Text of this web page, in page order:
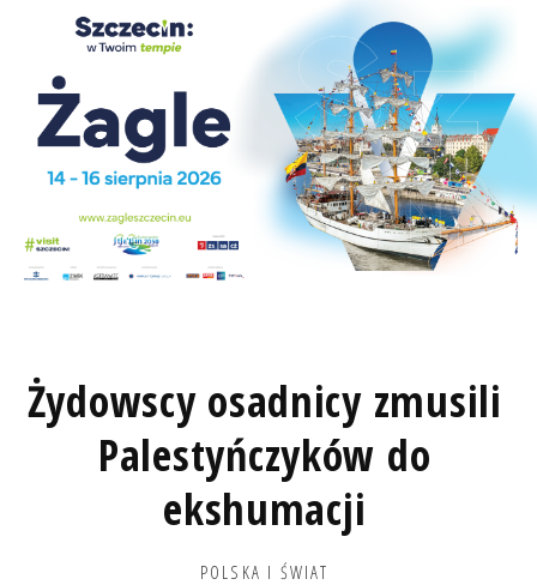
Żydowscy osadnicy zmusili
Palestyńczyków do
ekshumacji
POLSKA I ŚWIAT